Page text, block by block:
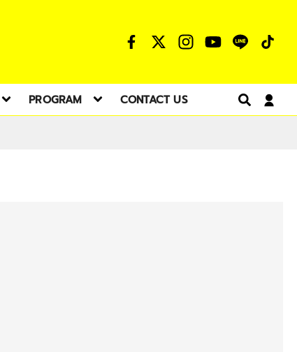
PROGRAM CONTACT US